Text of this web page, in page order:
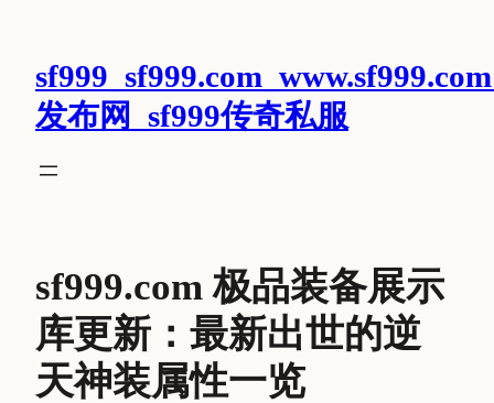
发布网_sf999传奇私服
sf999.com 极品装备展示
库更新：最新出世的逆
天神装属性一览